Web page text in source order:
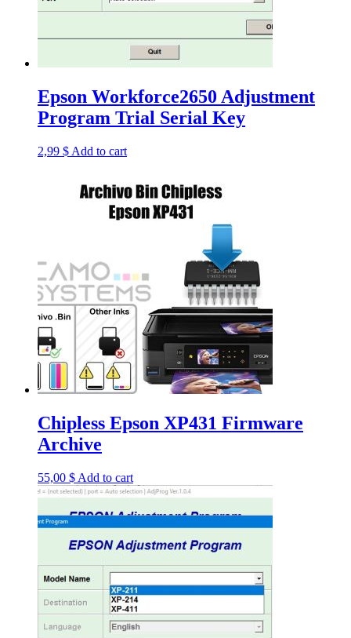
Epson Workforce2650 Adjustment
Program Trial Serial Key
2,99 $ Add to cart
Chipless Epson XP431 Firmware
Archive
55,00 $ Add to cart